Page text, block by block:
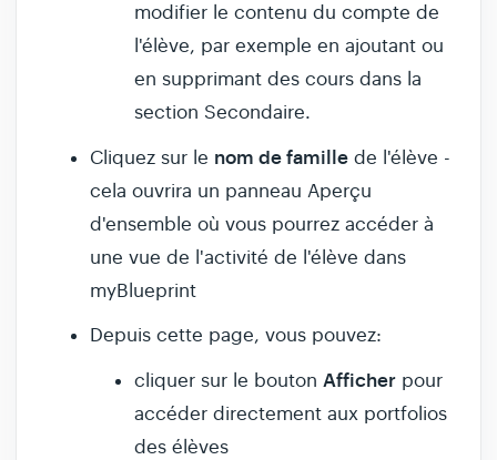
modifier le contenu du compte de
l'élève, par exemple en ajoutant ou
en supprimant des cours dans la
section Secondaire.
Cliquez sur le nom de famille de l'élève -
cela ouvrira un panneau Aperçu
d'ensemble où vous pourrez accéder à
une vue de l'activité de l'élève dans
myBlueprint
Depuis cette page, vous pouvez:
cliquer sur le bouton Afficher pour
accéder directement aux portfolios
des élèves